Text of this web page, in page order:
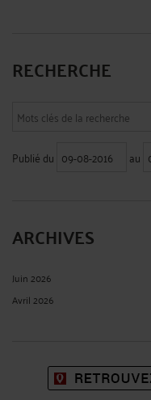
RECHERCHE
Publié du au
ARCHIVES
Juin 2026
Avril 2026